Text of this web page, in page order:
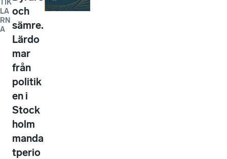
TIK
LA
RN
A
och
sämre.
Lärdo
mar
från
politik
en i
Stock
holm
manda
tperio